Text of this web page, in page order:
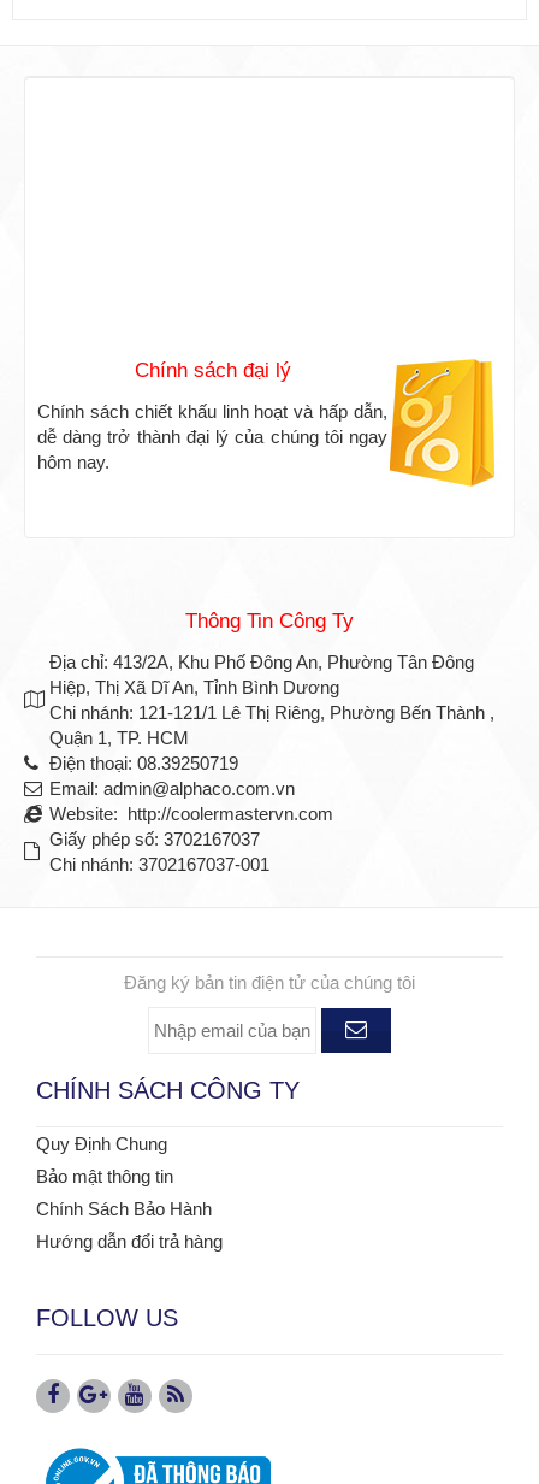
Chính sách đại lý
Chính sách chiết khấu linh hoạt và hấp dẫn,
dễ dàng trở thành đại lý của chúng tôi ngay
hôm nay.
Thông Tin Công Ty
Địa chỉ: 413/2A, Khu Phố Đông An, Phường Tân Đông
Hiệp, Thị Xã Dĩ An, Tỉnh Bình Dương
Chi nhánh: 121-121/1 Lê Thị Riêng, Phường Bến Thành ,
Quận 1, TP. HCM
Điện thoại: 08.39250719
Email: admin@alphaco.com.vn
Website: http://coolermastervn.com
Giấy phép số: 3702167037
Chi nhánh: 3702167037-001
Đăng ký bản tin điện tử của chúng tôi
CHÍNH SÁCH CÔNG TY
Quy Định Chung
Bảo mật thông tin
Chính Sách Bảo Hành
Hướng dẫn đổi trả hàng
FOLLOW US